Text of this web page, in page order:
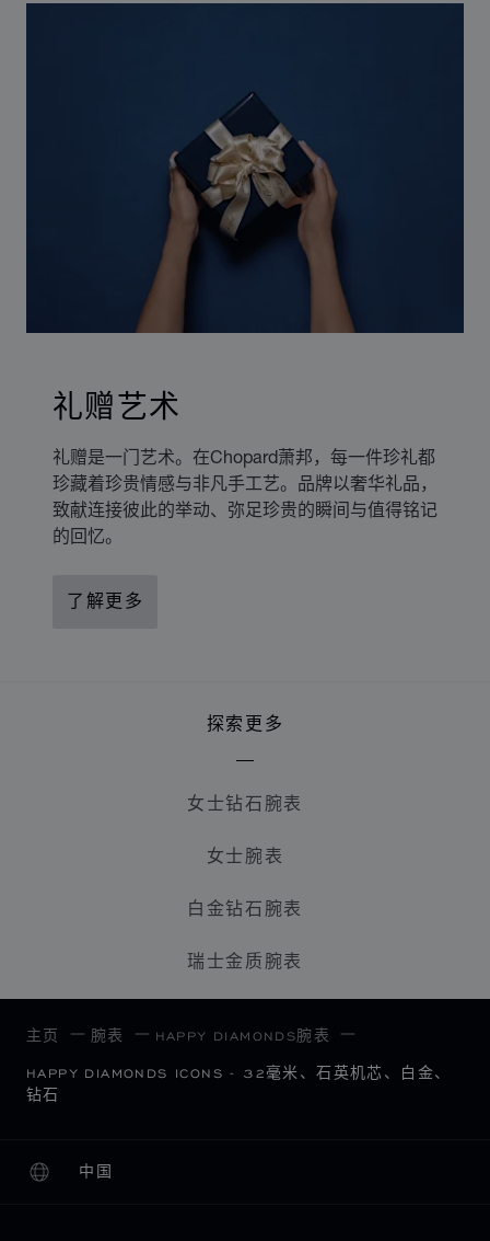
礼赠艺术
礼赠是一门艺术。在Chopard萧邦，每一件珍礼都
珍藏着珍贵情感与非凡手工艺。品牌以奢华礼品，
致献连接彼此的举动、弥足珍贵的瞬间与值得铭记
的回忆。
了解更多
探索更多
女士钻石腕表
女士腕表
白金钻石腕表
瑞士金质腕表
主页 腕表 HAPPY DIAMONDS腕表
HAPPY DIAMONDS ICONS - 32毫米、石英机芯、白金、
钻石
中国
本地化（更改国家/地区）
更改国家/地区